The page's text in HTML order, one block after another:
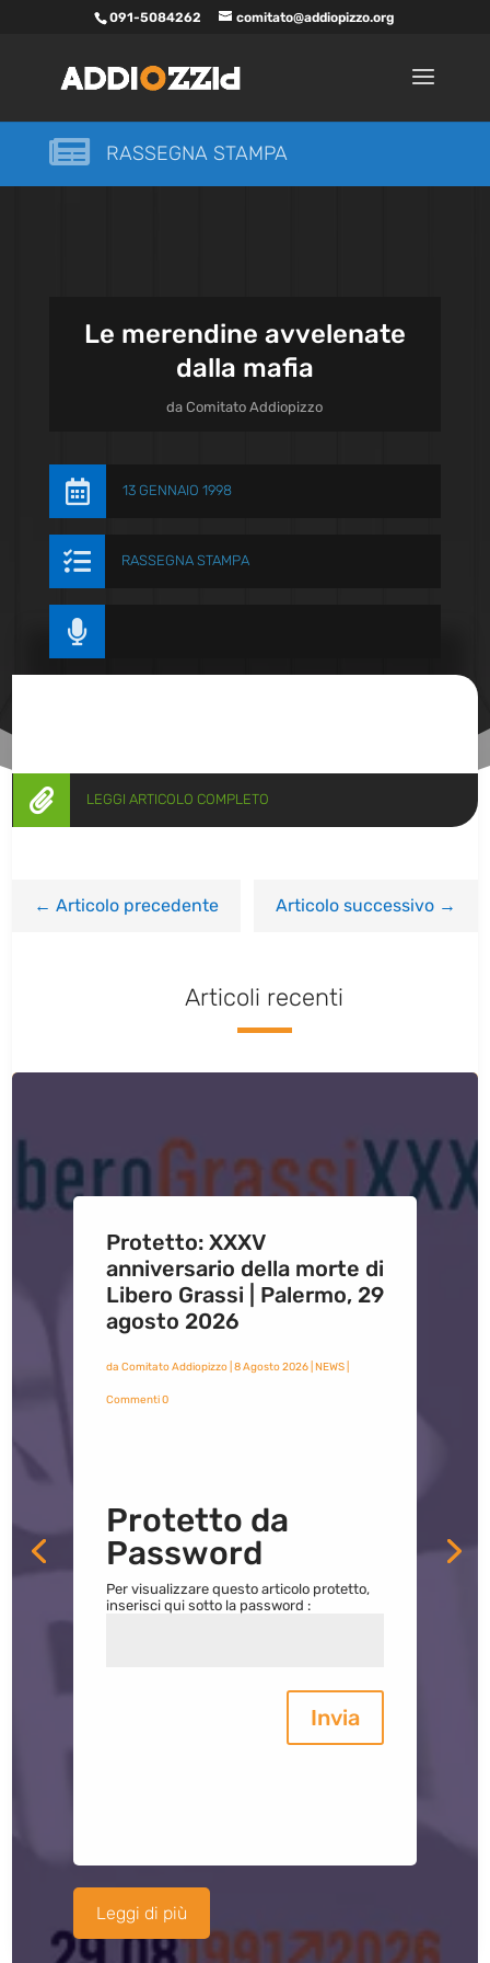
091-5084262 comitato@addiopizzo.org
 RASSEGNA STAMPA
Le merendine avvelenate
dalla mafia
daComitato Addiopizzo
 13 GENNAIO 1998
 RASSEGNA STAMPA

 LEGGI ARTICOLO COMPLETO
←Articolo precedente Articolo successivo→
Articoli recenti
Protetto: XXXV
anniversario della morte di
Libero Grassi | Palermo, 29
agosto 2026
da Comitato Addiopizzo| 8 Agosto 2026| NEWS|
Commenti 0
Protetto da
Password
Per visualizzare questo articolo protetto,
inserisci qui sotto la password :
Invia
Leggi di più